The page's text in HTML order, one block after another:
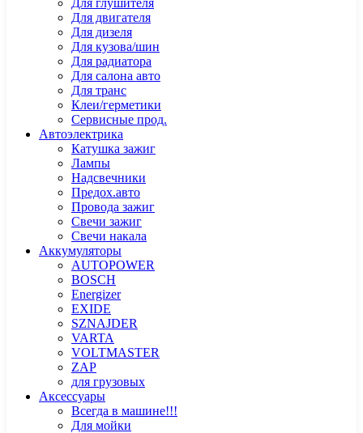
Для глушителя
Для двигателя
Для дизеля
Для кузова/шин
Для радиатора
Для салона авто
Для транс
Клеи/герметики
Сервисные прод.
Автоэлектрика
Катушка зажиг
Лампы
Надсвечники
Предох.авто
Провода зажиг
Свечи зажиг
Свечи накала
Аккумуляторы
AUTOPOWER
BOSCH
Energizer
EXIDE
SZNAJDER
VARTA
VOLTMASTER
ZAP
для грузовых
Аксессуары
Всегда в машине!!!
Для мойки